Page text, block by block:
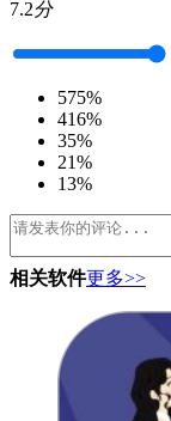
7.2分
575%
416%
35%
21%
13%
相关软件更多>>